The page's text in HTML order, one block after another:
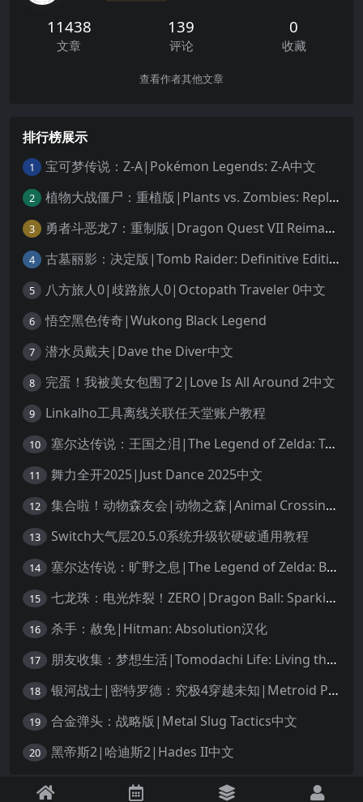
11438
文章
139
评论
0
收藏
查看作者其他文章
排行榜展示
1 宝可梦传说：Z-A|Pokémon Legends: Z-A中文
2 植物大战僵尸：重植版|Plants vs. Zombies: Replanted中文
3 勇者斗恶龙7：重制版|Dragon Quest VII Reimagined中文
4 古墓丽影：决定版|Tomb Raider: Definitive Edition中文
5 八方旅人0|歧路旅人0|Octopath Traveler 0中文
6 悟空黑色传奇|Wukong Black Legend
7 潜水员戴夫|Dave the Diver中文
8 完蛋！我被美女包围了2|Love Is All Around 2中文
9 Linkalho工具离线关联任天堂账户教程
10 塞尔达传说：王国之泪|The Legend of Zelda: Tears of the Kingdom中文
11 舞力全开2025|Just Dance 2025中文
12 集合啦！动物森友会|动物之森|Animal Crossing: New Horizons中文
13 Switch大气层20.5.0系统升级软硬破通用教程
14 塞尔达传说：旷野之息|The Legend of Zelda: Breath of the Wild中文
15 七龙珠：电光炸裂！ZERO|Dragon Ball: Sparking! Zero中文
16 杀手：赦免|Hitman: Absolution汉化
17 朋友收集：梦想生活|Tomodachi Life: Living the Dream中文
18 银河战士|密特罗德：究极4穿越未知|Metroid Prime 4: Beyond中文
19 合金弹头：战略版|Metal Slug Tactics中文
20 黑帝斯2|哈迪斯2|Hades II中文